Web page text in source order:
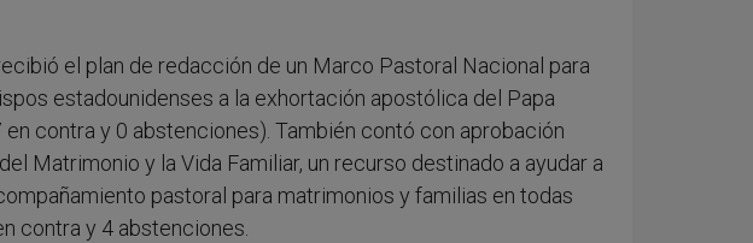
el plan de redacción de un Marco Pastoral Nacional para
estadounidenses a la exhortación apostólica del Papa
contra y 0 abstenciones). También contó con aprobación
Matrimonio y la Vida Familiar, un recurso destinado a ayudar a
pastoral para matrimonios y familias en todas
contra y 4 abstenciones.